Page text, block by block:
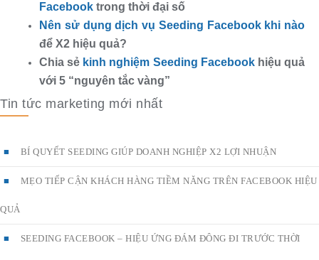
Facebook trong thời đại số
Nên sử dụng dịch vụ Seeding Facebook khi nào
để X2 hiệu quả?
Chia sẻ kinh nghiệm Seeding Facebookhiệu quả
với 5 “nguyên tắc vàng”
Tin tức marketing mới nhất
BÍ QUYẾT SEEDING GIÚP DOANH NGHIỆP X2 LỢI NHUẬN
MẸO TIẾP CẬN KHÁCH HÀNG TIỀM NĂNG TRÊN FACEBOOK HIỆU
QUẢ
SEEDING FACEBOOK – HIỆU ỨNG ĐÁM ĐÔNG ĐI TRƯỚC THỜI